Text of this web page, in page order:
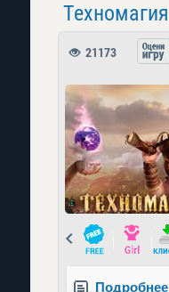
Техномагия
21173
Prev
Подробнее